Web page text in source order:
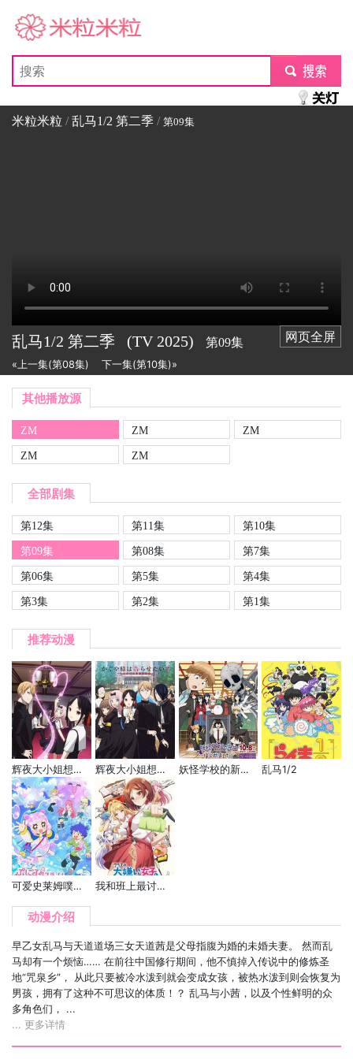
米粒米粒
submit
米粒米粒 /乱马1/2 第二季 / 第09集
网页全屏
乱马1/2 第二季 (TV 2025) 第09集
«上一集(第08集) 下一集(第10集)»
其他播放源
ZM ZM
ZM
ZM
ZM
全部剧集
第12集 第11集
第10集
第09集
第08集
第7集
第06集
第5集
第4集
第3集
第2集 第1集
推荐动漫
辉夜大小姐想让我告白～天才们的恋爱头脑战～ 辉夜大小姐想让我告白～天才们的恋爱头脑战～ 第二季 妖怪学校的新人教师！ 乱马1/2
可爱史莱姆噗尼露 我和班上最讨厌的女生结婚了。
动漫介绍
早乙女乱马与天道道场三女天道茜是父母指腹为婚的未婚夫妻。 然而乱
马却有一个烦恼…… 在前往中国修行期间，他不慎掉入传说中的修炼圣
地“咒泉乡”， 从此只要被冷水泼到就会变成女孩，被热水泼到则会恢复为
男孩，拥有了这种不可思议的体质！？ 乱马与小茜，以及个性鲜明的众
多角色们， ...
... 更多详情